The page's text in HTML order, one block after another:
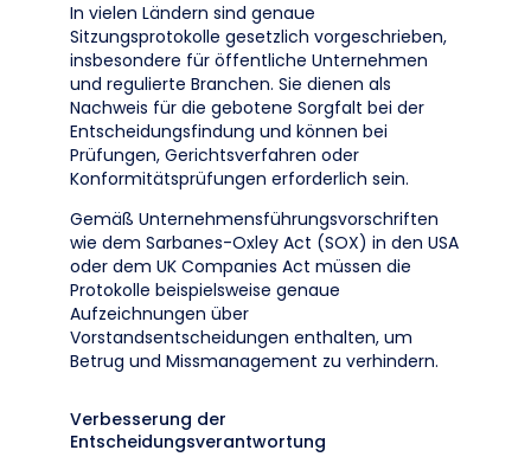
In vielen Ländern sind genaue
Sitzungsprotokolle gesetzlich vorgeschrieben,
insbesondere für öffentliche Unternehmen
und regulierte Branchen. Sie dienen als
Nachweis für die gebotene Sorgfalt bei der
Entscheidungsfindung und können bei
Prüfungen, Gerichtsverfahren oder
Konformitätsprüfungen erforderlich sein.
Gemäß Unternehmensführungsvorschriften
wie dem Sarbanes-Oxley Act (SOX) in den USA
oder dem UK Companies Act müssen die
Protokolle beispielsweise genaue
Aufzeichnungen über
Vorstandsentscheidungen enthalten, um
Betrug und Missmanagement zu verhindern.
Verbesserung der
Entscheidungsverantwortung